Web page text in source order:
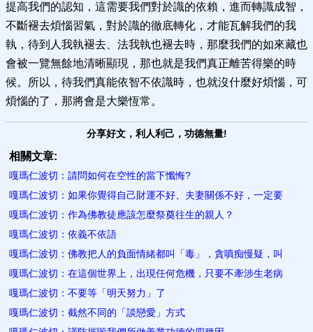
提高我們的認知，這需要我們對於識的依賴，進而轉識成智，
不斷褪去煩惱習氣，對於識的徹底轉化，才能瓦解我們的我
執，待到人我執褪去、法我執也褪去時，那麼我們的如來藏也
會被一覽無餘地清晰顯現，那也就是我們真正離苦得樂的時
候。所以，待我們真能依智不依識時，也就沒什麼好煩惱，可
煩惱的了，那將會是大樂恆常。
分享好文，利人利己，功德無量!
相關文章:
嘎瑪仁波切：請問如何在空性的當下懺悔?
嘎瑪仁波切：如果你覺得自己財運不好、夫妻關係不好，一定要
嘎瑪仁波切：作為佛教徒應該怎麼祭奠往生的親人？
嘎瑪仁波切：依義不依語
嘎瑪仁波切：佛教把人的負面情緒都叫「毒」，貪嗔痴慢疑，叫
嘎瑪仁波切：在這個世界上，出現任何危機，只要不牽涉生老病
嘎瑪仁波切：不要等「明天努力」了
嘎瑪仁波切：截然不同的「談戀愛」方式